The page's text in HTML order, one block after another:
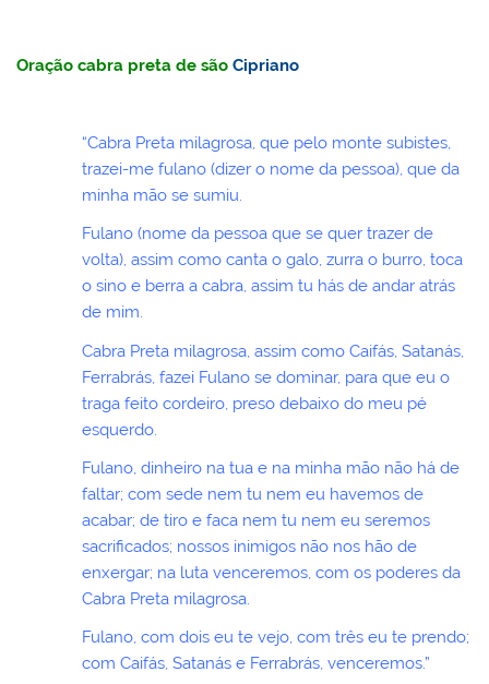
Oração cabra preta de sãoCipriano
“Cabra Preta milagrosa, que pelo monte subistes,
trazei-me fulano (dizer o nome da pessoa), que da
minha mão se sumiu.
Fulano (nome da pessoa que se quer trazer de
volta), assim como canta o galo, zurra o burro, toca
o sino e berra a cabra, assim tu hás de andar atrás
de mim.
Cabra Preta milagrosa, assim como Caifás, Satanás,
Ferrabrás, fazei Fulano se dominar, para que eu o
traga feito cordeiro, preso debaixo do meu pé
esquerdo.
Fulano, dinheiro na tua e na minha mão não há de
faltar; com sede nem tu nem eu havemos de
acabar; de tiro e faca nem tu nem eu seremos
sacrificados; nossos inimigos não nos hão de
enxergar; na luta venceremos, com os poderes da
Cabra Preta milagrosa.
Fulano, com dois eu te vejo, com três eu te prendo;
com Caifás, Satanás e Ferrabrás, venceremos.”